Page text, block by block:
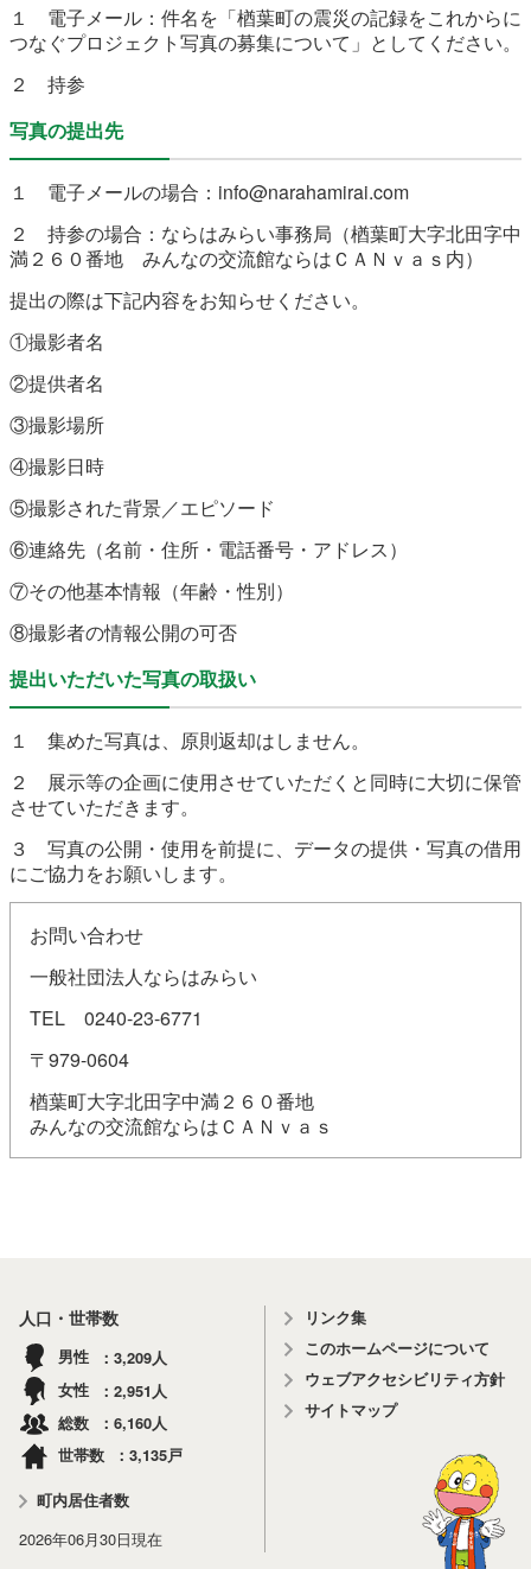
１ 電子メール：件名を「楢葉町の震災の記録をこれからに
つなぐプロジェクト写真の募集について」としてください。
２ 持参
写真の提出先
１ 電子メールの場合：info@narahamirai.com
２ 持参の場合：ならはみらい事務局（楢葉町大字北田字中
満２６０番地 みんなの交流館ならはＣＡＮｖａｓ内）
提出の際は下記内容をお知らせください。
①撮影者名
②提供者名
③撮影場所
④撮影日時
⑤撮影された背景／エピソード
⑥連絡先（名前・住所・電話番号・アドレス）
⑦その他基本情報（年齢・性別）
⑧撮影者の情報公開の可否
提出いただいた写真の取扱い
１ 集めた写真は、原則返却はしません。
２ 展示等の企画に使用させていただくと同時に大切に保管
させていただきます。
３ 写真の公開・使用を前提に、データの提供・写真の借用
にご協力をお願いします。
お問い合わせ
一般社団法人ならはみらい
TEL 0240-23-6771
〒979-0604
楢葉町大字北田字中満２６０番地
みんなの交流館ならはＣＡＮｖａｓ
人口・世帯数
男性 3,209 人
女性
2,951 人
総数
6,160人
世帯数
3,135戸
町内居住者数
2026年06月30日現在
リンク集
このホームページについて
ウェブアクセシビリティ方針
サイトマップ